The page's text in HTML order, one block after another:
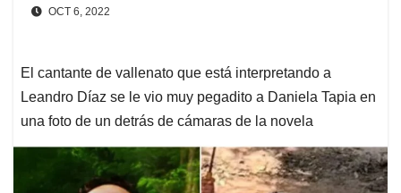
OCT 6, 2022
El cantante de vallenato que está interpretando a
Leandro Díaz se le vio muy pegadito a Daniela Tapia en
una foto de un detrás de cámaras de la novela